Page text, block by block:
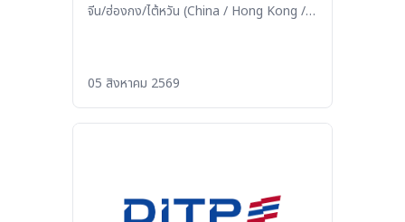
จีน/ฮ่องกง/ไต้หวัน (China / Hong Kong /
05 สิงหาคม 2569